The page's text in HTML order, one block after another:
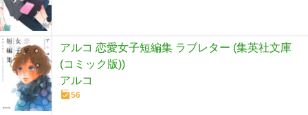
アルコ 恋愛女子短編集 ラブレター (集英社文庫
(コミック版))
アルコ
56